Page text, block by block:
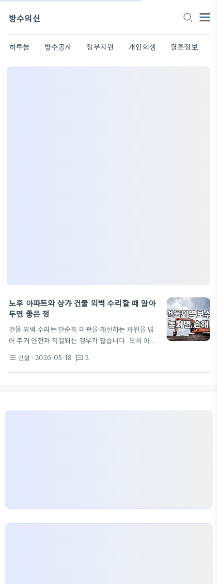
방수의신
하루몰 방수공사 정부지원 개인회생 결혼정보
노후 아파트와 상가 건물 외벽 수리할 때 알아
두면 좋은 점
건물 외벽 수리는 단순히 미관을 개선하는 차원을 넘
어 주거 안전과 직결되는 경우가 많습니다. 특히 아파
서 크랙이 발생하거나 외장재가 탈락하는 일이 잦아
보수 계획을 세울 때 꼼꼼하게 따져봐야 합니다. 최근
format_list_bulleted 건설 · 2026-05-18 textsms 2